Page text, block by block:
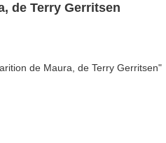
de Terry Gerritsen